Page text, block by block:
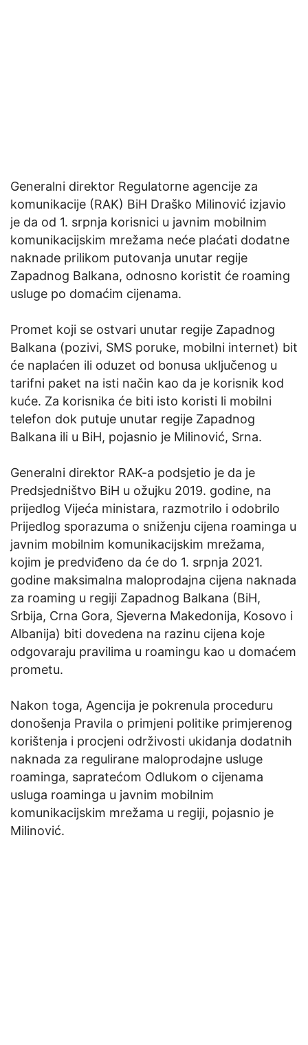
Generalni direktor Regulatorne agencije za
komunikacije (RAK) BiH Draško Milinović izjavio
je da od 1. srpnja korisnici u javnim mobilnim
komunikacijskim mrežama neće plaćati dodatne
naknade prilikom putovanja unutar regije
Zapadnog Balkana, odnosno koristit će roaming
usluge po domaćim cijenama.
Promet koji se ostvari unutar regije Zapadnog
Balkana (pozivi, SMS poruke, mobilni internet) bit
će naplaćen ili oduzet od bonusa uključenog u
tarifni paket na isti način kao da je korisnik kod
kuće. Za korisnika će biti isto koristi li mobilni
telefon dok putuje unutar regije Zapadnog
Balkana ili u BiH, pojasnio je Milinović, Srna.
Generalni direktor RAK-a podsjetio je da je
Predsjedništvo BiH u ožujku 2019. godine, na
prijedlog Vijeća ministara, razmotrilo i odobrilo
Prijedlog sporazuma o sniženju cijena roaminga u
javnim mobilnim komunikacijskim mrežama,
kojim je predviđeno da će do 1. srpnja 2021.
godine maksimalna maloprodajna cijena naknada
za roaming u regiji Zapadnog Balkana (BiH,
Srbija, Crna Gora, Sjeverna Makedonija, Kosovo i
Albanija) biti dovedena na razinu cijena koje
odgovaraju pravilima u roamingu kao u domaćem
prometu.
Nakon toga, Agencija je pokrenula proceduru
donošenja Pravila o primjeni politike primjerenog
korištenja i procjeni održivosti ukidanja dodatnih
naknada za regulirane maloprodajne usluge
roaminga, sapratećom Odlukom o cijenama
usluga roaminga u javnim mobilnim
komunikacijskim mrežama u regiji, pojasnio je
Milinović.